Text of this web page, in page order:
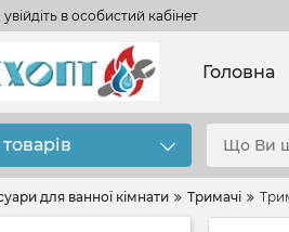
увійдіть в особистий кабінет
Головна
для ванної кімнати Тримачі